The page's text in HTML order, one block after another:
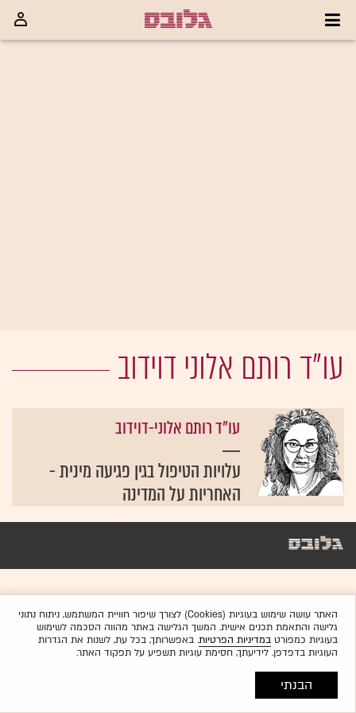
עו"ד רותם אלוני דוידוב
עו"ד רותם אלוני-דוידוב
עלויות הטיפול בגין פגיעה מינית -
האחריות על המדינה
האתר עושה שימוש בעוגיות (Cookies) לצורך שיפור חוויית המשתמש, ניתוח נתוני
גלישה והתאמת תכנים אישית. המשך הגלישה באתר מהווה הסכמה לשימוש
בעוגיות כמפורטבמדיניות הפרטיות. באפשרותך, בכל עת, לשנות את הגדרות
העוגיות בדפדפן. לידיעתך, חסימת עוגיות תשפיע על תפקוד האתר.
הבנתי